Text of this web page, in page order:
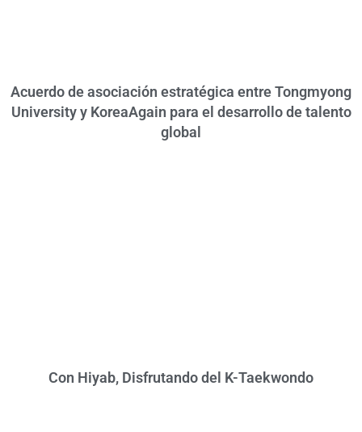
Acuerdo de asociación estratégica entre Tongmyong
University y KoreaAgain para el desarrollo de talento
global
Con Hiyab, Disfrutando del K-Taekwondo